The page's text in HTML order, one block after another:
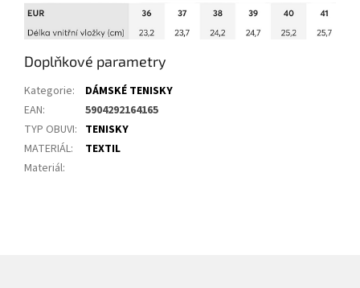
Doplňkové parametry
Kategorie:
DÁMSKÉ TENISKY
EAN:
5904292164165
TYP OBUVI: TENISKY
MATERIÁL:
TEXTIL
Materiál: